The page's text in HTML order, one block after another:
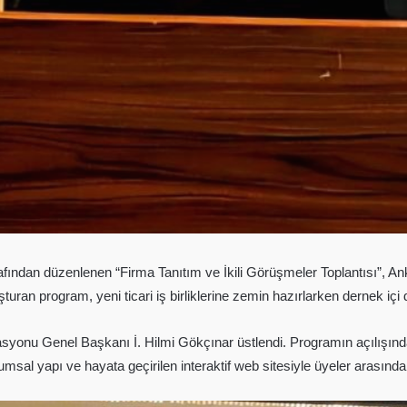
düzenlenen “Firma Tanıtım ve İkili Görüşmeler Toplantısı”,
program, yeni ticari iş birliklerine zemin hazırlarken dernek
Genel Başkanı İ. Hilmi Gökçınar üstlendi. Programın
yapı ve hayata geçirilen interaktif web sitesiyle üyeler